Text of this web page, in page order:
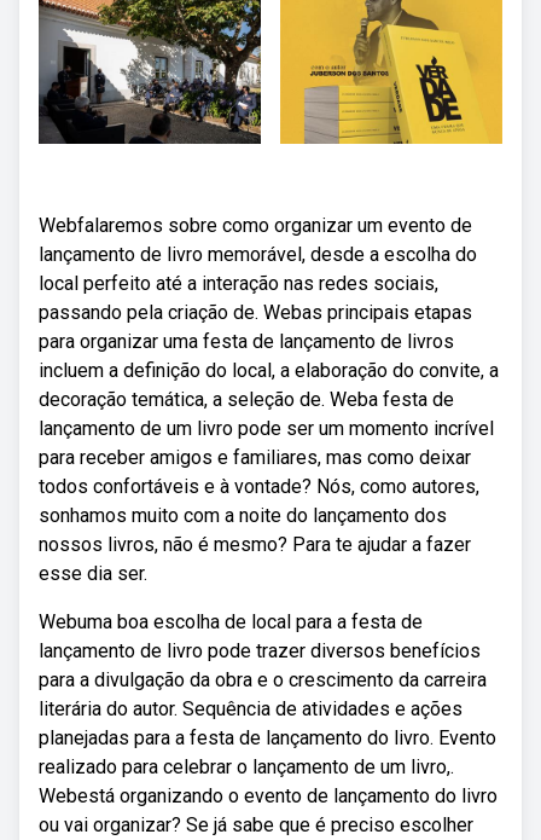
Webfalaremos sobre como organizar um evento de
lançamento de livro memorável, desde a escolha do
local perfeito até a interação nas redes sociais,
passando pela criação de. Webas principais etapas
para organizar uma festa de lançamento de livros
incluem a definição do local, a elaboração do convite, a
decoração temática, a seleção de. Weba festa de
lançamento de um livro pode ser um momento incrível
para receber amigos e familiares, mas como deixar
todos confortáveis e à vontade? Nós, como autores,
sonhamos muito com a noite do lançamento dos
nossos livros, não é mesmo? Para te ajudar a fazer
esse dia ser.
Webuma boa escolha de local para a festa de
lançamento de livro pode trazer diversos benefícios
para a divulgação da obra e o crescimento da carreira
literária do autor. Sequência de atividades e ações
planejadas para a festa de lançamento do livro. Evento
realizado para celebrar o lançamento de um livro,.
Webestá organizando o evento de lançamento do livro
ou vai organizar? Se já sabe que é preciso escolher